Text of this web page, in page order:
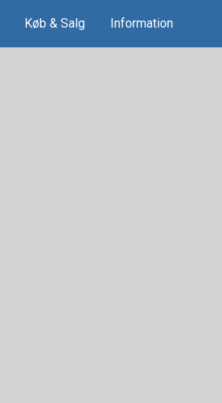
Køb & Salg Information